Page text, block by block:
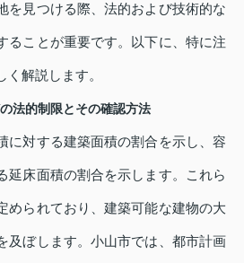
を見つける際、法的および技術的な
ることが重要です。以下に、特に注
解説します。
法的制限とその確認方法
に対する建築面積の割合を示し、容
延床面積の割合を示します。これら
められており、建築可能な建物の大
及ぼします。小山市では、都市計画